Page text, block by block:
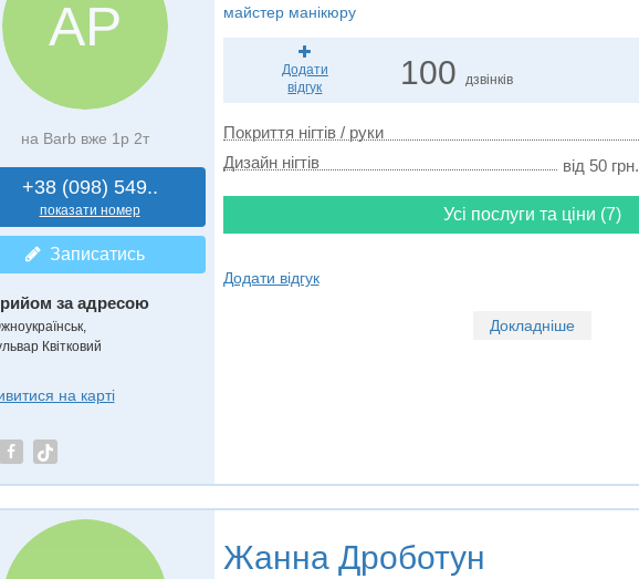
АР
на Barb вже 1р 2т
+38 (098) 549..
показати номер
Записатись
за адресою
Квітковий
на карті
майстер манікюру
Додати
відгук
100 дзвінків
Покриття нігтів / руки
Дизайн нігтів
від 50 грн.
Усі послуги та ціни (7)
Додати відгук
Докладніше
Жанна Дроботун